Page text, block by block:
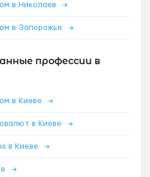
в Николаев →
в Запорожье →
профессии в
в Киеве →
в Киеве →
в Киеве →
→